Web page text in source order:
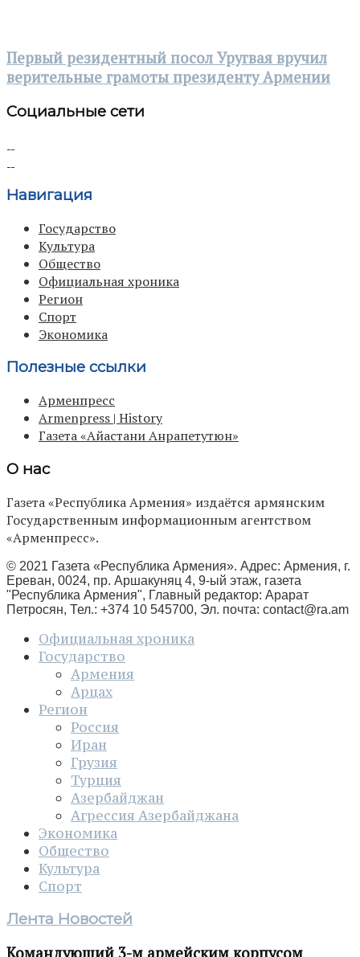
Первый резидентный посол Уругвая вручил
верительные грамоты президенту Армении
Социальные сети
Навигация
Государство
Культура
Общество
Официальная хроника
Регион
Спорт
Экономика
Полезные ссылки
Арменпресс
Armenpress | History
Газета «Айастани Анрапетутюн»
О нас
Газета «Республика Армения» издаётся армянским
Государственным информационным агентством
«Арменпресс».
© 2021 Газета «Республика Армения». Адрес: Армения, г.
Ереван, 0024, пр. Аршакуняц 4, 9-ый этаж, газета
"Республика Армения", Главный редактор: Арарат
Петросян, Тел.: +374 10 545700, Эл. почта: contact@ra.am
Официальная хроника
Государство
Армения
Арцах
Регион
Россия
Иран
Грузия
Турция
Азербайджан
Агрессия Азербайджана
Экономика
Общество
Культура
Спорт
Лента Новостей
Командующий 3-м армейским корпусом